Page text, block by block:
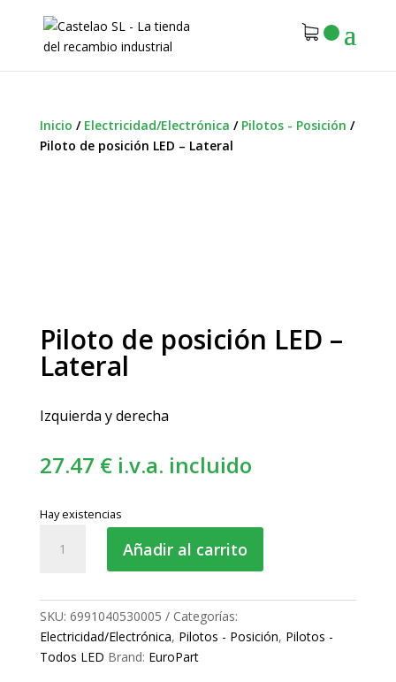
Inicio / Electricidad/Electrónica / Pilotos - Posición /
Piloto de posición LED – Lateral
Piloto de posición LED –
Lateral
Izquierda y derecha
27.47 € i.v.a. incluido
Hay existencias
-
Lateral
cantidad
Añadir al carrito
SKU: 6991040530005
Categorías:
Electricidad/Electrónica, Pilotos - Posición, Pilotos -
Todos LED Brand: EuroPart